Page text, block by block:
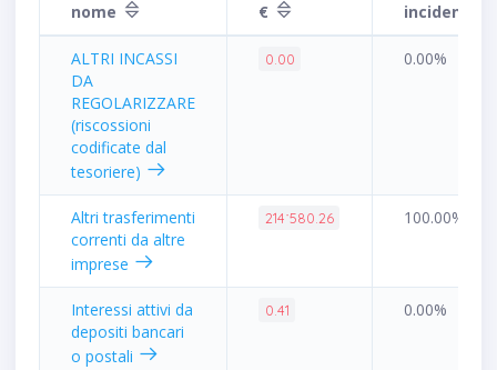
nome € incidenza
ALTRI INCASSI
DA
REGOLARIZZARE
(riscossioni
codificate dal
tesoriere)
0.00 0.00%
Altri trasferimenti
correnti da altre
imprese
214˙580.26 100.00%
Interessi attivi da
depositi bancari
o postali
0.41 0.00%